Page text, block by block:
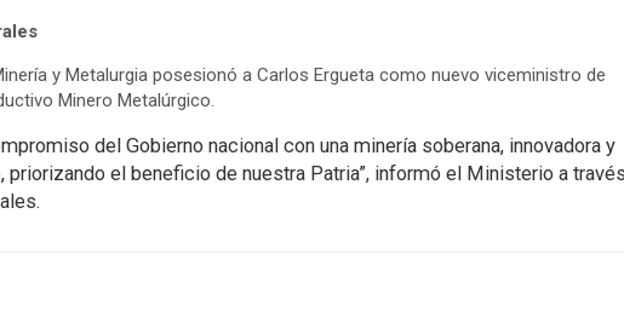
y Metalurgia posesionó a Carlos Ergueta como nuevo viceministro de
Minero Metalúrgico.
del Gobierno nacional con una minería soberana, innovadora y
el beneficio de nuestra Patria”, informó el Ministerio a través